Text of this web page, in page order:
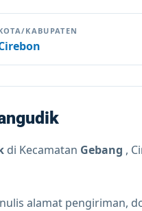
KABUPATEN
di Kecamatan Gebang ,
alamat pengiriman,